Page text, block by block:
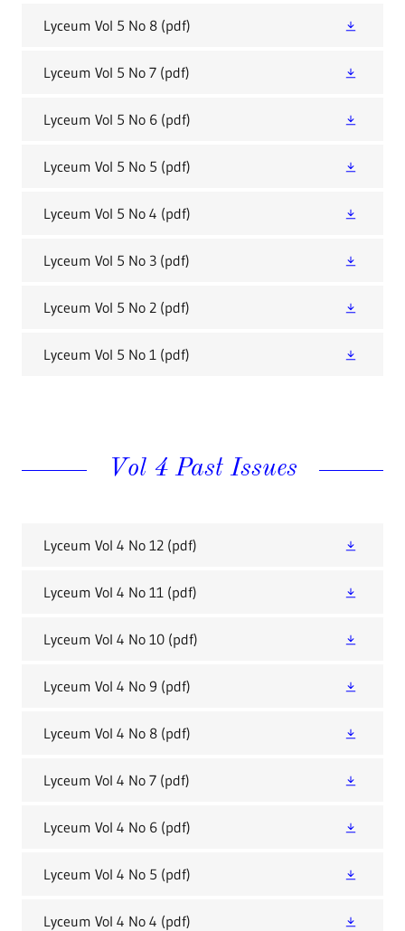
Lyceum Vol 5 No 8 (pdf)
Lyceum Vol 5 No 7 (pdf)
Lyceum Vol 5 No 6 (pdf)
Lyceum Vol 5 No 5 (pdf)
Lyceum Vol 5 No 4 (pdf)
Lyceum Vol 5 No 3 (pdf)
Lyceum Vol 5 No 2 (pdf)
Lyceum Vol 5 No 1 (pdf)
Vol 4 Past Issues
Lyceum Vol 4 No 12 (pdf)
Lyceum Vol 4 No 11 (pdf)
Lyceum Vol 4 No 10 (pdf)
Lyceum Vol 4 No 9 (pdf)
Lyceum Vol 4 No 8 (pdf)
Lyceum Vol 4 No 7 (pdf)
Lyceum Vol 4 No 6 (pdf)
Lyceum Vol 4 No 5 (pdf)
Lyceum Vol 4 No 4 (pdf)